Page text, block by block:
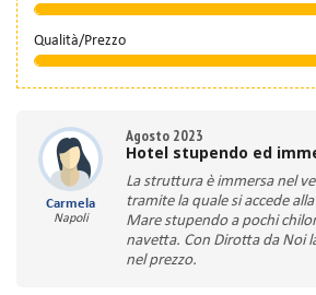
Qualità/Prezzo
Carmela
Napoli
Agosto 2023
Hotel stupendo ed
La struttura è immersa nel
tramite la quale si accede
Mare stupendo a pochi
navetta. Con Dirotta da Noi
nel prezzo.